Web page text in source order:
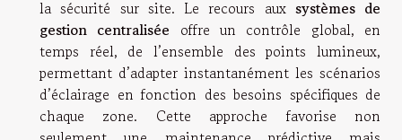
la sécurité sur site. Le recours aux systèmes de
gestion centralisée offre un contrôle global, en
temps réel, de l’ensemble des points lumineux,
permettant d’adapter instantanément les scénarios
d’éclairage en fonction des besoins spécifiques de
chaque zone. Cette approche favorise non